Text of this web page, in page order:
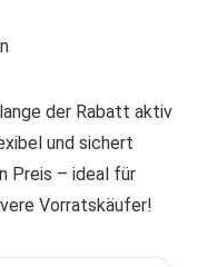
der Rabatt aktiv
und sichert
Preis – ideal für
Vorratskäufer!